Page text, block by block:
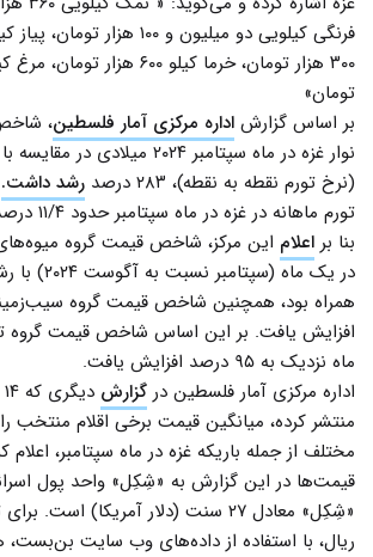
فرنگی کیلویی دو میلیون و ۱۰۰
تومان»
بر اساس گزارش اداره مرکزی آمار فلسطین،
نوار غزه در ماه سپتامبر ۲۰۲۴
(نرخ تورم نقطه به نقطه)، ۲۸۳ درصد
رشد داشت.
تورم ماهانه در غزه در ماه سپتامبر حدود ۱۱/۴ درصد
بنا بر اعلام این مرکز، شاخص قیمت گروه
افزایش یافت. بر این اساس شاخص قیمت
ماه نزدیک به ۹۵ درصد افزایش یافت.
اداره مرکزی آمار فلسطین در گزارش
منتشر کرده، میانگین قیمت برخی اقلام منتخب
مختلف از جمله باریکه غزه در ماه سپتامبر،
قیمت‌ها در این گزارش به «شِکِل» واحد پول
«شِکِل» معادل ۲۷ سنت (دلار آمریکا)
ریال، با استفاده از داده‌های وب سایت بن‌بست، هر